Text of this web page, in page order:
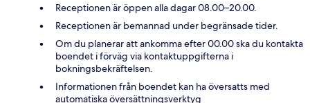
Receptionen är öppen alla dagar 08.00–20.00.
Receptionen är bemannad under begränsade tider.
Om du planerar att ankomma efter 00.00 ska du kontakta
boendet i förväg via kontaktuppgifterna i
bokningsbekräftelsen.
Informationen från boendet kan ha översatts med
automatiska översättningsverktyg